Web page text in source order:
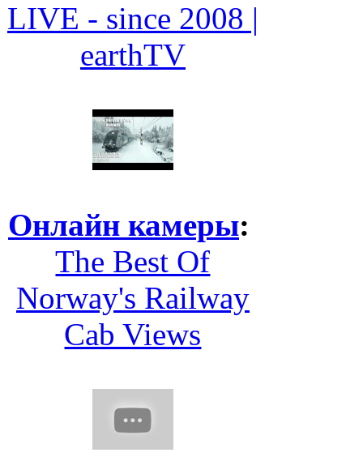
LIVE - since 2008 |
earthTV
Онлайн камеры:
The Best Of
Norway's Railway
Cab Views